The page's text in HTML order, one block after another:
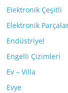
Elektronik Çeşitli
Elektronik
Endüstriyel
Engelli Çizimleri
Ev – Villa
Evye